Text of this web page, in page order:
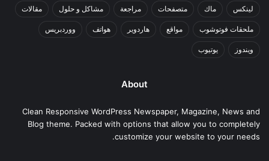
لينكس ماك متصفحات مراجعة مشاكل و حلول مقالات
ملحقات فوتوشوب مواقع هاردوير هواتف ووردبريس
ويندوز يوتيوب
About
Clean Responsive WordPress Newspaper, Magazine, News and
Blog theme. Packed with options that allow you to completely
customize your website to your needs.